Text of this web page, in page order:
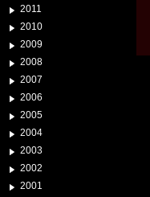
2011
2010
2009
2008
2007
2006
2005
2004
2003
2002
2001